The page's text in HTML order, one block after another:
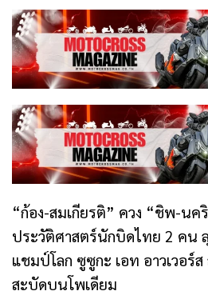
“ก้อง-สมเกียรติ” ควง “ชิพ-นค
ประวัติศาสตร์นักบิดไทย 2 คน
แชมป์โลก ซูซูกะ เอท อาวเวอร์
สะบัดบนโพเดียม